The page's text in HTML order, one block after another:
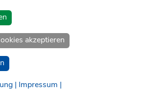
akzeptieren
| Impressum |